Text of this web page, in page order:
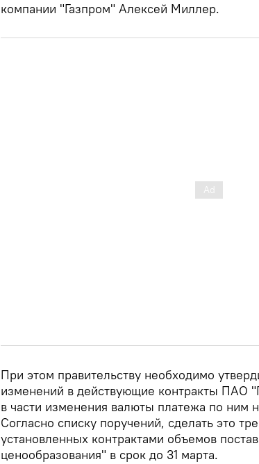
компании "Газпром" Алексей Миллер.
При этом правительству необходимо
изменений в действующие контракты ПАО
в части изменения валюты платежа по ним
Согласно списку поручений, сделать это
установленных контрактами объемов
ценообразования" в срок до 31 марта.